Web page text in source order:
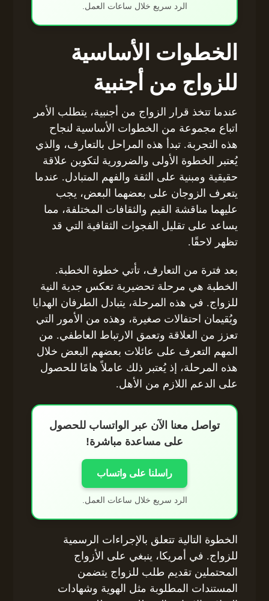
الرد سريع خلال ساعات العمل.
الخطوات الأساسية
للزواج من أجنبية
عندما تتخذ قرار الزواج من أجنبية، يتطلب الأمر
اتباع مجموعة من الخطوات الأساسية لنجاح
هذه التجربة. تبدأ هذه المراحل بالتعارف، والذي
يُعتبر الخطوة الأولى والضرورية لتكوين علاقة
حقيقية ومبنية على الثقة والفهم المتبادل. عندما
يتعرف الزوجان على بعضهما البعض، يجب
عليهما مناقشة القيم والثقافات المختلفة، مما
يساعد على تقليل الفجوات الثقافية التي قد
تظهر لاحقًا.
بعد فترة من التعارف، تأتي خطوة الخطبة.
الخطبة هي مرحلة تحضيرية تعكس جدية النية
للزواج. في هذه المرحلة، يتبادل الطرفان الهدايا
ويُقيمان احتفالات صغيرة، وهذه من الأمور التي
تعزز من العلاقة وتعمق الارتباط العاطفي. من
المهم التعرف على عائلات بعضهم البعض خلال
هذه المرحلة، إذ يُعتبر ذلك عاملاً هامًا للحصول
على الدعم اللازم من الأهل.
تواصل معنا الآن عبر الواتساب للحصول
على مساعدة مباشرة!
راسلنا على واتساب
الرد سريع خلال ساعات العمل.
الخطوة التالية تتعلق بالإجراءات الرسمية
للزواج. في أمريكا، ينبغي على الأزواج
المحتملين تقديم طلب للزواج يتضمن
المستندات المطلوبة مثل الهوية وشهادات